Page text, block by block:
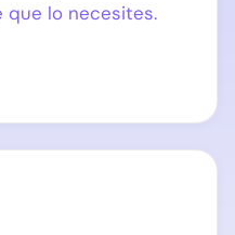
lo necesites.